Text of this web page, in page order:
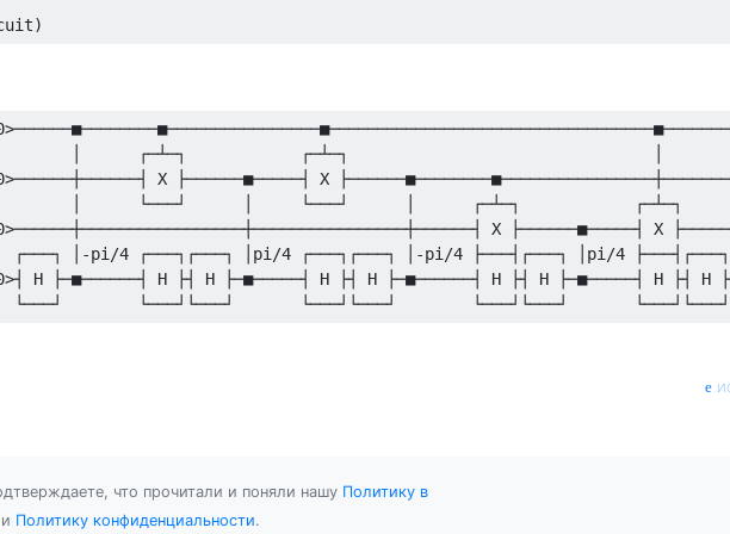
│      ┌─┴─┐            ┌─┴─┐
X ├──────■─────┤ X
│      └───┘      │     └───┘      │      ┌─┴─┐
X ├──────■─────┤ X
┌───┐ │-pi/4 ┌───┐┌───┐ │pi/4 ┌───┐┌───┐ │-pi/4 ├───┤┌───┐ │pi/4
H ├─■──────┤ H ├┤ H ├─■─────┤ H ├┤ H ├─■──────┤ H ├┤ H ├─■─────┤ H ├┤ H
что прочитали и поняли нашу Политику в
и Политику конфиденциальности.